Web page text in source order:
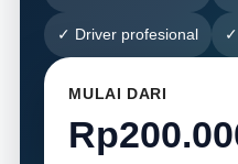
✓ Driver profesional
MULAI DARI